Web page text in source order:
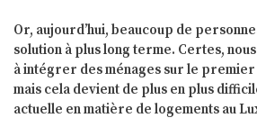
Or, aujourd’hui, beaucoup de
solution à plus long terme. Certes,
à intégrer des ménages sur le
mais cela devient de plus en plus
actuelle en matière de logements au